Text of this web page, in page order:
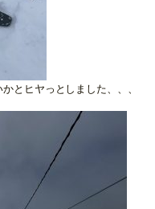
とヒヤっとしました、、、